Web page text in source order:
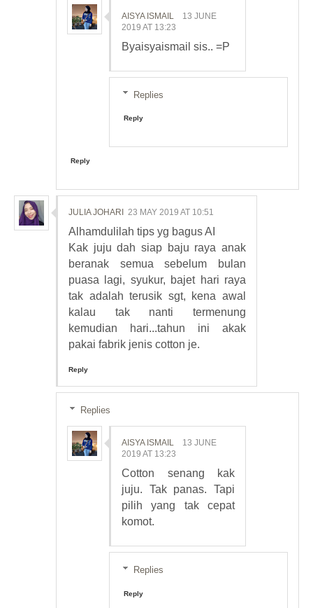
AISYA ISMAIL
13 JUNE
2019 AT 13:23
Byaisyaismail sis.. =P
Replies
Reply
Reply
JULIA JOHARI 23 MAY 2019 AT 10:51
Alhamdulilah tips yg bagus AI
Kak juju dah siap baju raya anak
beranak semua sebelum bulan
puasa lagi, syukur, bajet hari raya
tak adalah terusik sgt, kena awal
kalau tak nanti termenung
kemudian hari...tahun ini akak
pakai fabrik jenis cotton je.
Reply
Replies
AISYA ISMAIL
13 JUNE
2019 AT 13:23
Cotton senang kak
juju. Tak panas. Tapi
pilih yang tak cepat
komot.
Replies
Reply